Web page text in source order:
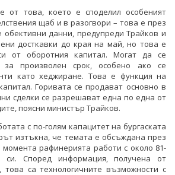
от това, което е споделил особеният
щаб и в разогвори – това е през
обективни данни, предупреди Трайков и
досткавки до края на май, но това е
от оборотния капитал. Могат да се
за произволен срок, особено ако се
като хеджиране. Това е функция на
Горивата се продават основно в
сделки се разрешават една по една от
поясни министър Трайков.
с по-голям капацитет на бургаската
изтъкна, че темата е обсъждана през
рафинерията работи с около 81-
си. Според информация, получена от
това са технологичните възможности с